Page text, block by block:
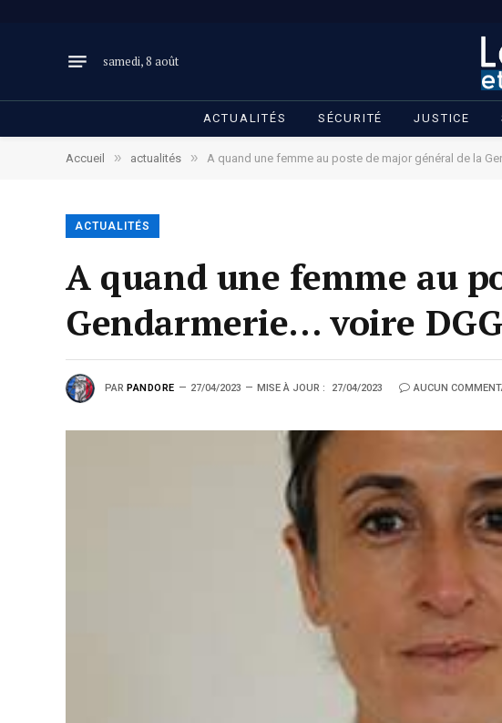
samedi, 8 août
ACTUALITÉS SÉCURITÉ JUSTICE
Accueil » actualités » A quand une femme au poste de major général de la
ACTUALITÉS
A quand une femme au
Gendarmerie… voire
PAR PANDORE 27/04/2023 MISE À JOUR : 27/04/2023 AUCUN